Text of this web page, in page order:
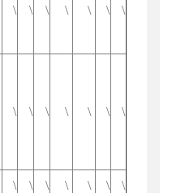
\ \ \ \ \ \ \
\ \ \ \ \ \ \
\ \ \ \ \ \ \